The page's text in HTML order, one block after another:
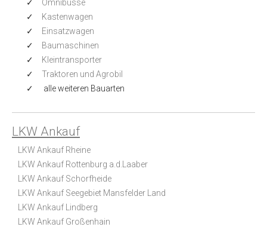
Omnibusse
Kastenwagen
Einsatzwagen
Baumaschinen
Kleintransporter
Traktoren und Agrobil
alle weiteren Bauarten
LKW Ankauf
LKW Ankauf Rheine
LKW Ankauf Rottenburg a.d.Laaber
LKW Ankauf Schorfheide
LKW Ankauf Seegebiet Mansfelder Land
LKW Ankauf Lindberg
LKW Ankauf Großenhain